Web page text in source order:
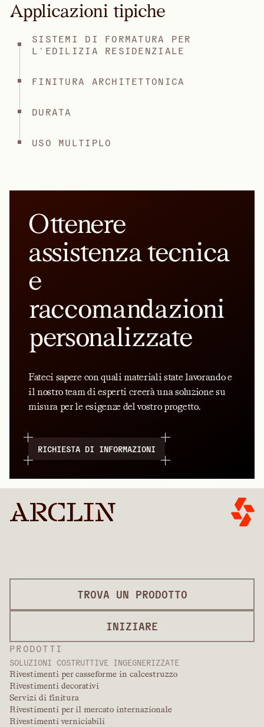
Applicazioni tipiche
SISTEMI DI FORMATURA PER
L'EDILIZIA RESIDENZIALE
FINITURA ARCHITETTONICA
DURATA
USO MULTIPLO
Ottenere
assistenza tecnica
e
raccomandazioni
personalizzate
Fateci sapere con quali materiali state lavorando e
il nostro team di esperti creerà una soluzione su
misura per le esigenze del vostro progetto.
RICHIESTA DI INFORMAZIONI
PRODOTTI
SOLUZIONI COSTRUTTIVE INGEGNERIZZATE
Rivestimenti per casseforme in calcestruzzo
Rivestimenti decorativi
Servizi di finitura
Rivestimenti per il mercato internazionale
Rivestimenti verniciabili
TROVA UN PRODOTTO
INIZIARE